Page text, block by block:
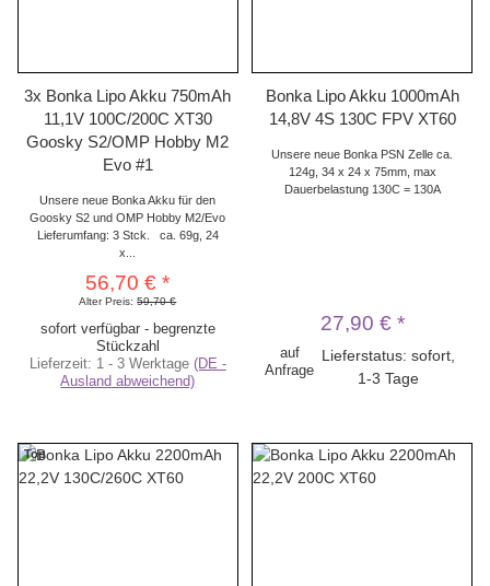
3x Bonka Lipo Akku 750mAh
11,1V 100C/200C XT30
Goosky S2/OMP Hobby M2
Evo #1
Unsere neue Bonka Akku für den
Goosky S2 und OMP Hobby M2/Evo
Lieferumfang: 3 Stck. ca. 69g, 24
x...
56,70 €*
Alter Preis:59,70 €
sofort verfügbar - begrenzte
Stückzahl
Lieferzeit: 1 - 3 Werktage (DE -
Ausland abweichend)
Bonka Lipo Akku 1000mAh
14,8V 4S 130C FPV XT60
Unsere neue Bonka PSN Zelle ca.
124g, 34 x 24 x 75mm, max
Dauerbelastung 130C = 130A
27,90 € *
auf
Anfrage
Lieferstatus: sofort,
1-3 Tage
Top